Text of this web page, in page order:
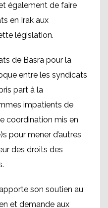
également de faire
en Irak aux
législation.
de Basra pour la
entre les syndicats
part à la
impatients de
coordination mis en
pour mener d’autres
des droits des
son soutien au
et demande aux